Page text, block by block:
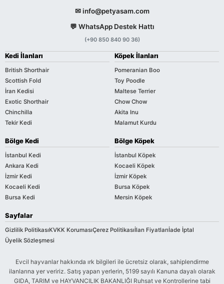
✉ info@petyasam.com
💬 WhatsApp Destek Hattı
(+90 850 840 90 36)
Kedi İlanları
British Shorthair
Scottish Fold
İran Kedisi
Exotic Shorthair
Chinchilla
Tekir Kedi
Köpek İlanları
Pomeranian Boo
Toy Poodle
Maltese Terrier
Chow Chow
Akita Inu
Malamut Kurdu
Bölge Kedi
İstanbul Kedi
Ankara Kedi
İzmir Kedi
Kocaeli Kedi
Bursa Kedi
Bölge Köpek
İstanbul Köpek
Kocaeli Köpek
İzmir Köpek
Bursa Köpek
Mersin Köpek
Sayfalar
Gizlilik PolitikasıKVKK KorumasıÇerez Politikasıİlan Fiyatlarıİade İptal
Üyelik Sözleşmesi
Evcil hayvanlar hakkında ırk bilgileri ile ücretsiz olarak, sahiplendirme
ilanlarına yer veririz. Satış yapan yerlerin, 5199 sayılı Kanuna dayalı olarak
GIDA, TARIM ve HAYVANCILIK BAKANLIĞI Ruhsat ve Kontrollerine tabi